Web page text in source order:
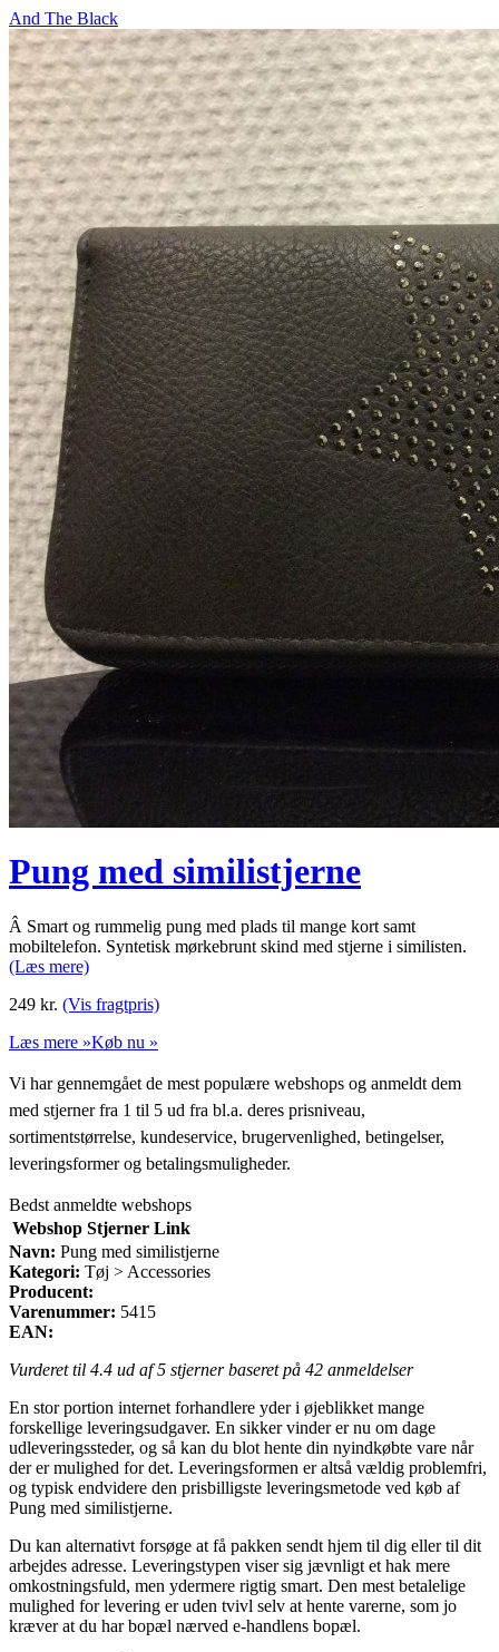
And The Black
Pung med similistjerne
Â Smart og rummelig pung med plads til mange kort samt
mobiltelefon. Syntetisk mørkebrunt skind med stjerne i similisten.
(Læs mere)
249 kr. (Vis fragtpris)
Læs mere »Køb nu »
Vi har gennemgået de mest populære webshops og anmeldt dem
med stjerner fra 1 til 5 ud fra bl.a. deres prisniveau,
sortimentstørrelse, kundeservice, brugervenlighed, betingelser,
leveringsformer og betalingsmuligheder.
Bedst anmeldte webshops
Webshop Stjerner Link
Navn: Pung med similistjerne
Kategori: Tøj > Accessories
Producent:
Varenummer: 5415
EAN:
Vurderet til 4.4 ud af 5 stjerner baseret på 42 anmeldelser
En stor portion internet forhandlere yder i øjeblikket mange
forskellige leveringsudgaver. En sikker vinder er nu om dage
udleveringssteder, og så kan du blot hente din nyindkøbte vare når
der er mulighed for det. Leveringsformen er altså vældig problemfri,
og typisk endvidere den prisbilligste leveringsmetode ved køb af
Pung med similistjerne.
Du kan alternativt forsøge at få pakken sendt hjem til dig eller til dit
arbejdes adresse. Leveringstypen viser sig jævnligt et hak mere
omkostningsfuld, men ydermere rigtig smart. Den mest betalelige
mulighed for levering er uden tvivl selv at hente varerne, som jo
kræver at du har bopæl nærved e-handlens bopæl.